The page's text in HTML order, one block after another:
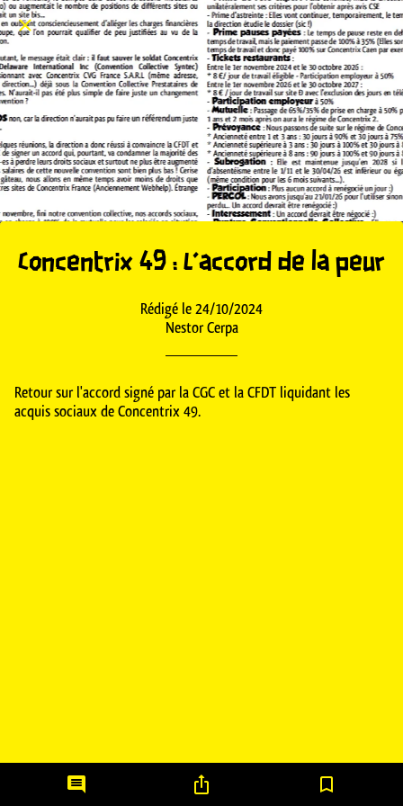
Concentrix 49 : L'accord de la peur
Rédigé le 24/10/2024
Nestor Cerpa
Retour sur l'accord signé par la CGC et la CFDT liquidant les
acquis sociaux de Concentrix 49.